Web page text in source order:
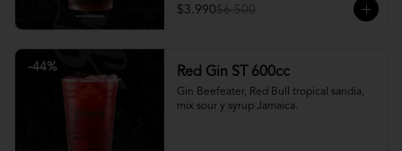
$3.990$6.500
-44% Red Gin ST 600cc
Gin Beefeater, Red Bull tropical sandia,
mix sour y syrup Jamaica.